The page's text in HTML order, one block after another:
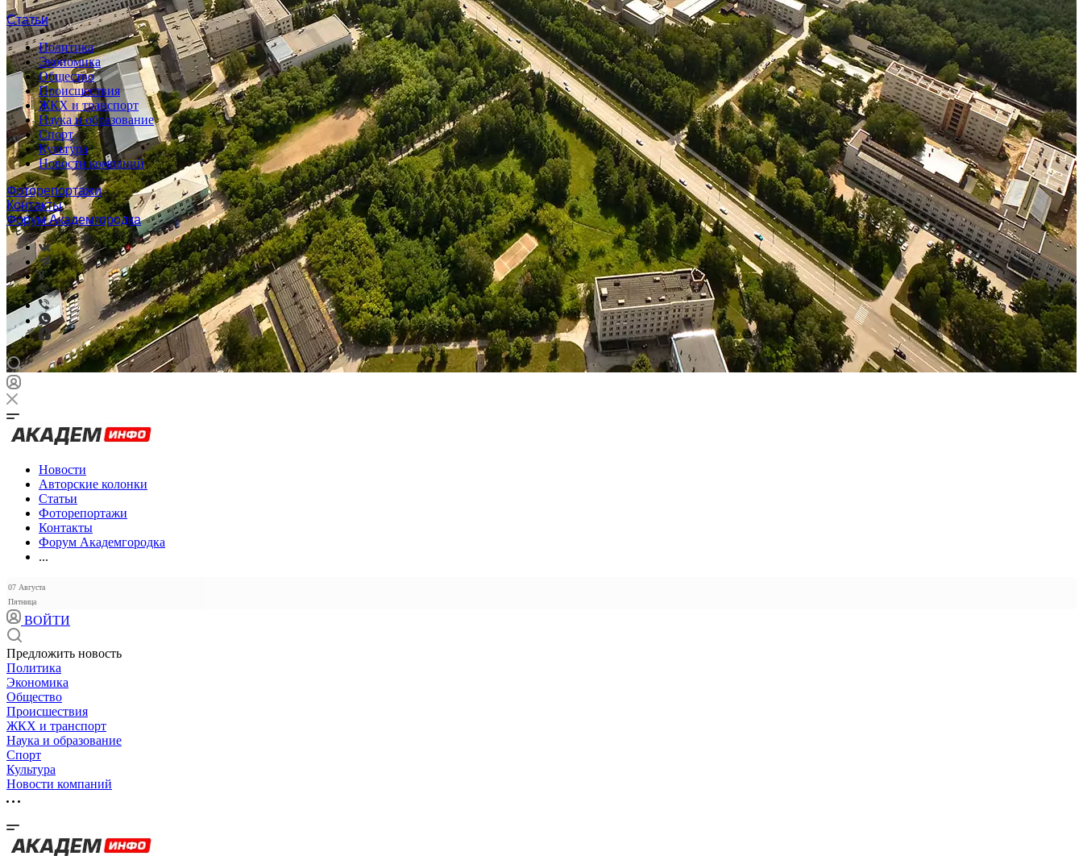
Статьи
Политика
Экономика
Общество
Происшествия
ЖКХ и транспорт
Наука и образование
Спорт
Культура
Новости компаний
Фоторепортажи
Контакты
Форум Академгородка
Новости
Авторские колонки
Статьи
Фоторепортажи
Контакты
Форум Академгородка
...
07 Августа
Пятница
ВОЙТИ
Предложить новость
Политика
Экономика
Общество
Происшествия
ЖКХ и транспорт
Наука и образование
Спорт
Культура
Новости компаний